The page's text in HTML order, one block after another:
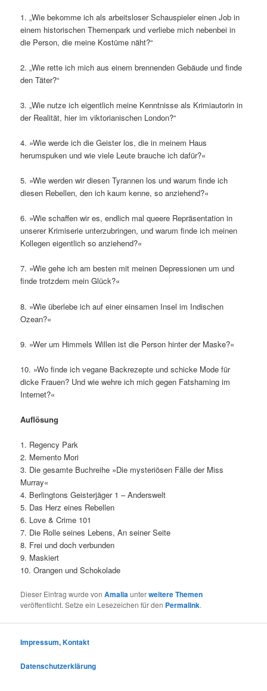
1. „Wie bekomme ich als arbeitsloser Schauspieler einen Job in
einem historischen Themenpark und verliebe mich nebenbei in
die Person, die meine Kostüme näht?“
2. „Wie rette ich mich aus einem brennenden Gebäude und finde
den Täter?“
3. „Wie nutze ich eigentlich meine Kenntnisse als Krimiautorin in
der Realität, hier im viktorianischen London?“
4. »Wie werde ich die Geister los, die in meinem Haus
herumspuken und wie viele Leute brauche ich dafür?«
5. »Wie werden wir diesen Tyrannen los und warum finde ich
diesen Rebellen, den ich kaum kenne, so anziehend?«
6. »Wie schaffen wir es, endlich mal queere Repräsentation in
unserer Krimiserie unterzubringen, und warum finde ich meinen
Kollegen eigentlich so anziehend?«
7. »Wie gehe ich am besten mit meinen Depressionen um und
finde trotzdem mein Glück?«
8. »Wie überlebe ich auf einer einsamen Insel im Indischen
Ozean?«
9. »Wer um Himmels Willen ist die Person hinter der Maske?«
10. »Wo finde ich vegane Backrezepte und schicke Mode für
dicke Frauen? Und wie wehre ich mich gegen Fatshaming im
Internet?«
Auflösung
1. Regency Park
2. Memento Mori
3. Die gesamte Buchreihe »Die mysteriösen Fälle der Miss
Murray«
4. Berlingtons Geisterjäger 1 – Anderswelt
5. Das Herz eines Rebellen
6. Love & Crime 101
7. Die Rolle seines Lebens, An seiner Seite
8. Frei und doch verbunden
9. Maskiert
10. Orangen und Schokolade
Dieser Eintrag wurde vonAmaliaunterweitere Themen
veröffentlicht. Setze ein Lesezeichen für den Permalink.
Impressum, Kontakt
Datenschutzerklärung